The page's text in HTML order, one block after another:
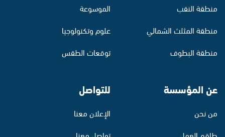
منطقة النقب
منطقة المثلث الشمالي
منطقة البطوف
الموسوعة
علوم وتكنولوجيا
توقعات الطقس
عن المؤسسة
من نحن
للتواصل
الإعلان معنا